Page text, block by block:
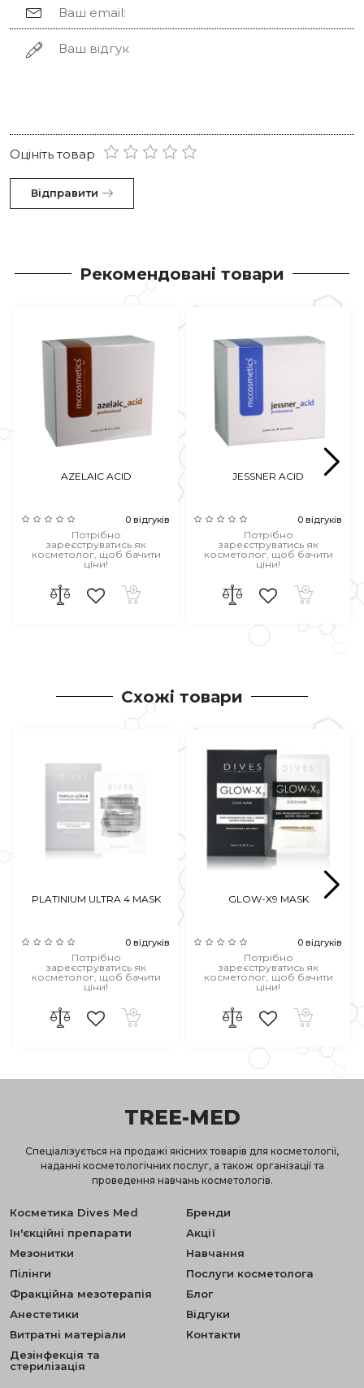
Оцініть товар
Відправити
Рекомендовані товари
AZELAIC ACID
0 відгуків
Потрібно
зареєструватись як
косметолог, щоб бачити
ціни!
JESSNER ACID
0 відгуків
Потрібно
зареєструватись як
косметолог, щоб бачити
ціни!
Схожі товари
PLATINIUM ULTRA 4 MASK
0 відгуків
Потрібно
зареєструватись як
косметолог, щоб бачити
ціни!
GLOW-X9 MASK
0 відгуків
Потрібно
зареєструватись як
косметолог, щоб бачити
ціни!
TREE-MED
Спеціалізується на продажі якісних товарів для косметології,
наданні косметологічних послуг, а також організації та
проведення навчань косметологів.
Косметика Dives Med
Ін'єкційні препарати
Мезонитки
Пілінги
Фракційна мезотерапія
Анестетики
Витратні матеріали
Дезінфекція та
стерилізація
Бренди
Акції
Навчання
Послуги косметолога
Блог
Відгуки
Контакти